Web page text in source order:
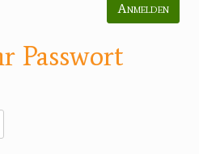
Anmelden
Passwort